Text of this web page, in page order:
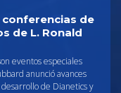
conferencias de
de L. Ronald
eventos especiales
anunció avances
de Dianetics y